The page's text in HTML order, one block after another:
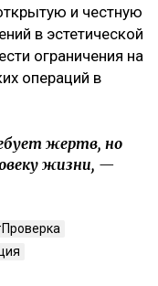
и честную
в эстетической
ограничения на
операций в
жертв, но
жизни, —
Проверка